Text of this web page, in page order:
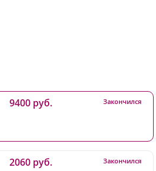
9400 руб. Закончился
2060 руб. Закончился